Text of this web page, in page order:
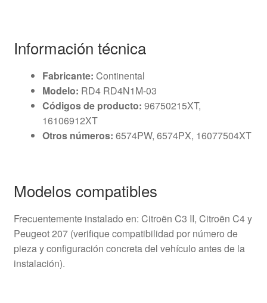
Información técnica
Fabricante: Continental
Modelo: RD4 RD4N1M-03
Códigos de producto: 96750215XT,
16106912XT
Otros números: 6574PW, 6574PX, 16077504XT
Modelos compatibles
Frecuentemente instalado en: Citroën C3 II, Citroën C4 y
Peugeot 207 (verifique compatibilidad por número de
pieza y configuración concreta del vehículo antes de la
instalación).